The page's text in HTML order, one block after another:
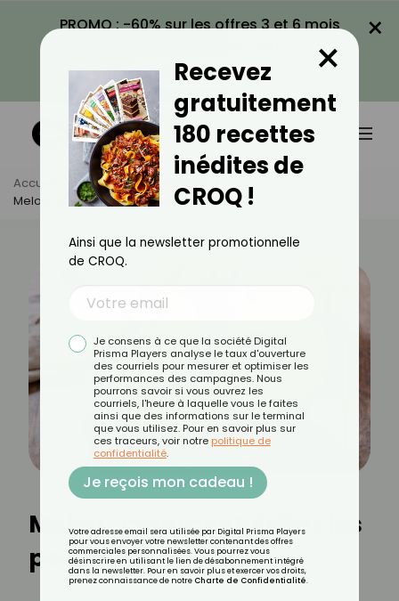
PROMO : -60% sur les offres 3 et 6 mois
VOIR LA PROMO
×
Accueil Actus
Alimentation
Melon : Comment Éviter Les Pesticides ?
Melon : comment éviter les
pesticides ?
Recevez
gratuitement
180 recettes
inédites de
CROQ !
×
Ainsi que la newsletter promotionnelle
de CROQ.
Je consens à ce que la société Digital
Prisma Players analyse le taux d'ouverture
des courriels pour mesurer et optimiser les
performances des campagnes. Nous
pourrons savoir si vous ouvrez les
courriels, l'heure à laquelle vous le faites
ainsi que des informations sur le terminal
que vous utilisez. Pour en savoir plus sur
ces traceurs, voir notre politique de
confidentialité.
Je reçois mon cadeau !
Votre adresse email sera utilisée par Digital Prisma Players
pour vous envoyer votre newsletter contenant des offres
commerciales personnalisées. Vous pourrez vous
désinscrire en utilisant le lien de désabonnement intégré
dans la newsletter. Pour en savoir plus et exercer vos droits,
prenez connaissance de notre Charte de Confidentialité.